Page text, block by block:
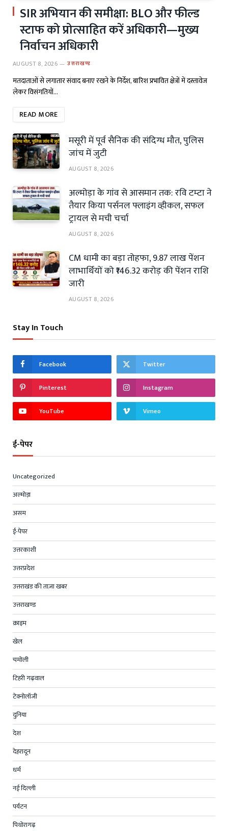
SIR अभियान की समीक्षा: BLO और फील्ड
स्टाफ को प्रोत्साहित करें अधिकारी—मुख्य
निर्वाचन अधिकारी
AUGUST 8, 2026 उत्तराखण्ड
मतदाताओं से लगातार संवाद बनाए रखने के निर्देश, बारिश प्रभावित क्षेत्रों में दस्तावेज
लेकर विसंगतियों…
READ MORE
मसूरी में पूर्व सैनिक की संदिग्ध मौत, पुलिस
जांच में जुटी
AUGUST 8, 2026
अल्मोड़ा के गांव से आसमान तक: रवि टम्टा ने
तैयार किया पर्सनल फ्लाइंग व्हीकल, सफल
ट्रायल से मची चर्चा
AUGUST 8, 2026
CM धामी का बड़ा तोहफा, 9.87 लाख पेंशन
लाभार्थियों को ₹146.32 करोड़ की पेंशन राशि
जारी
AUGUST 8, 2026
Stay In Touch
Facebook Twitter
Pinterest Instagram
YouTube Vimeo
ई-पेपर
Uncategorized
अल्मोड़ा
असम
ई-पेपर
उत्तरकाशी
उत्तरप्रदेश
उत्तराखंड की ताज़ा खबर
उत्तराखण्ड
क्राइम
खेल
चमोली
टिहरी गढ़वाल
टेक्नोलॉजी
दुनिया
देश
देहरादून
धर्म
नई दिल्ली
पर्यटन
पिथोरागढ़